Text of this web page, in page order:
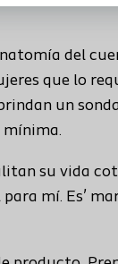
del
que lo
un
su vida
mí. Es’